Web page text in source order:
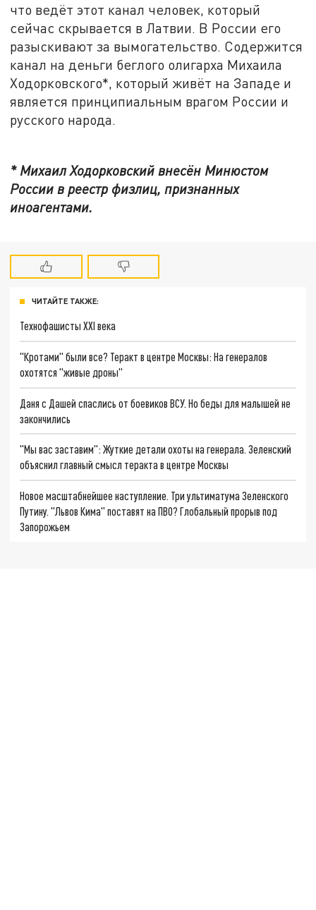
что ведёт этот канал человек, который
сейчас скрывается в Латвии. В России его
разыскивают за вымогательство. Содержится
канал на деньги беглого олигарха Михаила
Ходорковского*, который живёт на Западе и
является принципиальным врагом России и
русского народа.
* Михаил Ходорковский внесён Минюстом
России в реестр физлиц, признанных
иноагентами.
ЧИТАЙТЕ ТАКЖЕ:
Технофашисты XXI века
"Кротами" были все? Теракт в центре Москвы: На генералов
охотятся "живые дроны"
Даня с Дашей спаслись от боевиков ВСУ. Но беды для малышей не
закончились
"Мы вас заставим": Жуткие детали охоты на генерала. Зеленский
объяснил главный смысл теракта в центре Москвы
Новое масштабнейшее наступление. Три ультиматума Зеленского
Путину. "Львов Кима" поставят на ПВО? Глобальный прорыв под
Запорожьем